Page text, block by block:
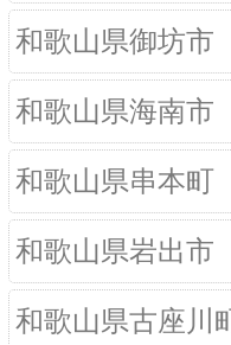
和歌山県御坊市
和歌山県海南市
和歌山県串本町
和歌山県岩出市
和歌山県古座川